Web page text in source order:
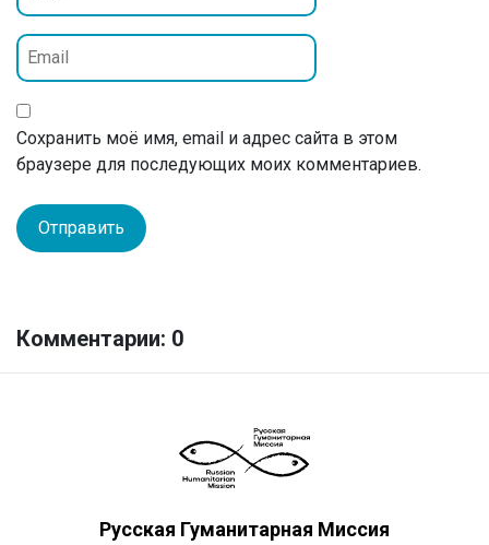
Сохранить моё имя, email и адрес сайта в этом
браузере для последующих моих комментариев.
Комментарии: 0
Русская Гуманитарная Миссия